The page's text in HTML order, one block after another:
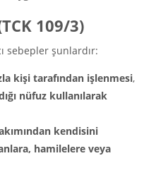
109/3)
sebepler şunlardır:
kişi tarafından işlenmesi,
nüfuz kullanılarak
kendisini
hamilelere veya